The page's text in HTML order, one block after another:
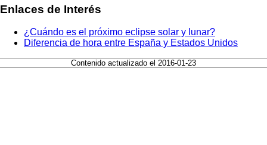
Enlaces de Interés
¿Cuándo es el próximo eclipse solar y lunar?
Diferencia de hora entre España y Estados Unidos
Contenido actualizado el 2016-01-23